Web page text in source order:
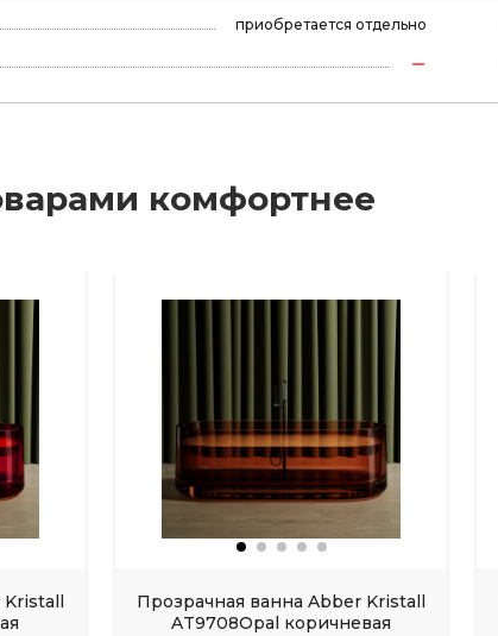
приобретается отдельно
комфортнее
Kristall
Прозрачная ванна Abber Kristall
AT9708Opal коричневая